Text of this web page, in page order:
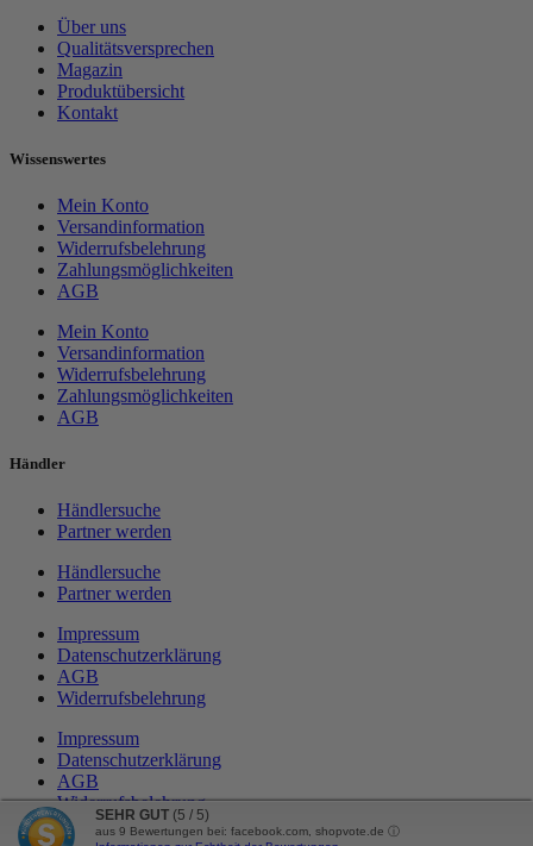
Über uns
Qualitätsversprechen
Magazin
Produktübersicht
Kontakt
Wissenswertes
Mein Konto
Versandinformation
Widerrufsbelehrung
Zahlungsmöglichkeiten
AGB
Mein Konto
Versandinformation
Widerrufsbelehrung
Zahlungsmöglichkeiten
AGB
Händler
Händlersuche
Partner werden
Händlersuche
Partner werden
Impressum
Datenschutzerklärung
AGB
Widerrufsbelehrung
Impressum
Datenschutzerklärung
AGB
Widerrufsbelehrung
SEHR GUT (5 / 5)
aus 9 Bewertungen bei: facebook.com, shopvote.de ⓘ